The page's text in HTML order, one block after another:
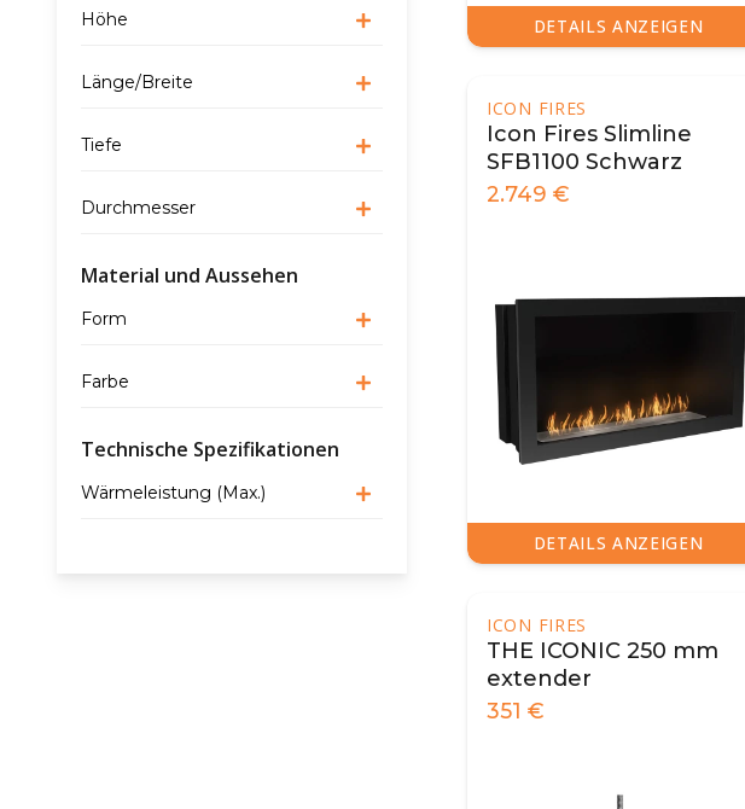
Höhe
Länge/Breite
Tiefe
Durchmesser
Material und Aussehen
Form
Farbe
Technische Spezifikationen
Wärmeleistung (Max.)
DETAILS ANZEIGEN
ICON FIRES
Icon Fires Slimline
SFB1100 Schwarz
2.749 €
DETAILS ANZEIGEN
ICON FIRES
THE ICONIC 250 mm
extender
351 €